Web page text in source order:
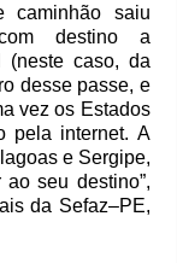
caminhão saiu
destino a
(neste caso, da
desse passe, e
vez os Estados
pela internet. A
e Sergipe,
seu destino”,
da Sefaz–PE,